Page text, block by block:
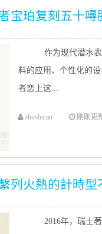
宝珀复刻五十噚
作为现代潜水表
料的应用、个性化的
者恋上这...
zhushican 刚刚更
列火熱的計時型
2016年，瑞士著